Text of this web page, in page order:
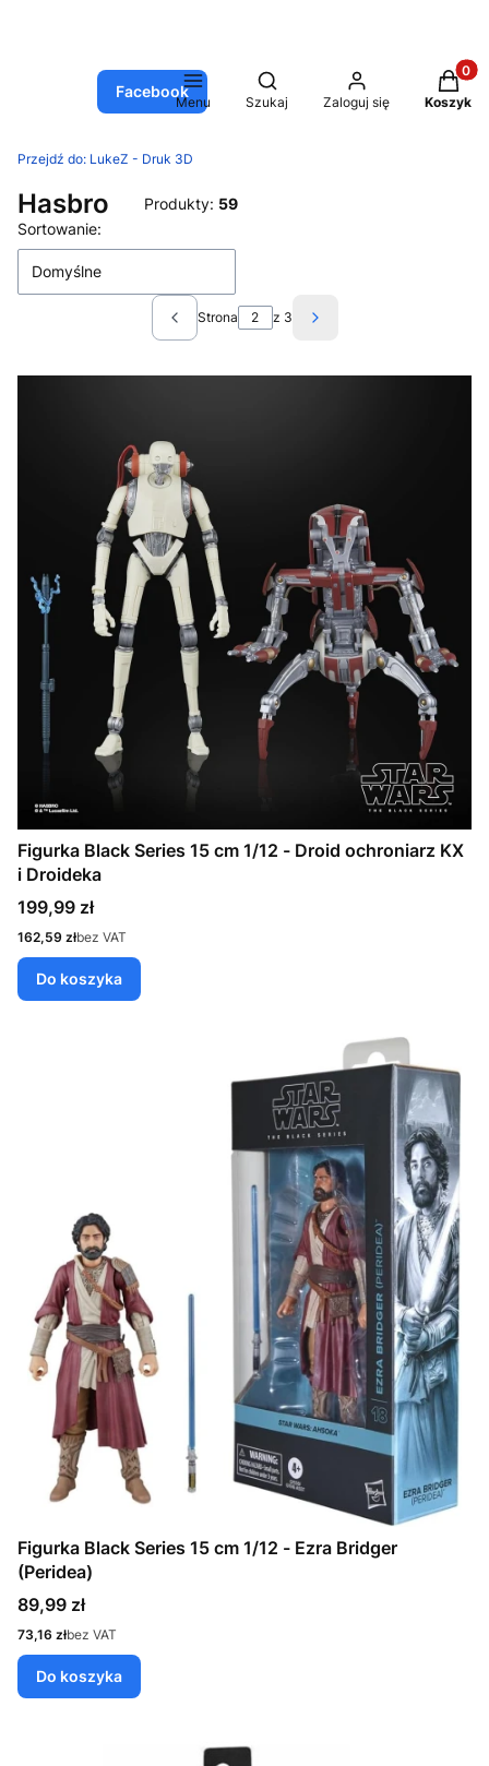
Facebook
Menu
Otwórz wyszukiwarkę
Szukaj Zaloguj się Koszyk
Przejdź do: LukeZ - Druk 3D
Hasbro Produkty: 59
Lista produktów
Sortowanie:
Domyślne
Poprzednie produkty
Strona z 3 Następne produkty
Figurka Black Series 15 cm 1/12 - Droid ochroniarz KX
i Droideka
Cena
199,99 zł
Cena
162,59 złbez VAT
Do koszyka
Figurka Black Series 15 cm 1/12 - Ezra Bridger
(Peridea)
Cena
89,99 zł
Cena
73,16 złbez VAT
Do koszyka